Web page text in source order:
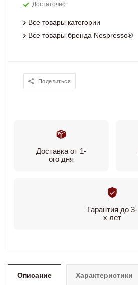
Достаточно
Все товары категории
Все товары бренда Nespresso®
Поделиться
Доставка от 1-
ого дня
Гарантия до 3-
х лет
Описание Характеристики